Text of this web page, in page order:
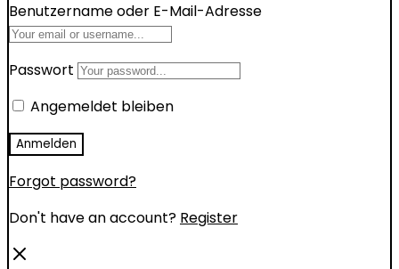
Benutzername oder E-Mail-Adresse
Passwort
Angemeldet bleiben
Forgot password?
Don't have an account? Register